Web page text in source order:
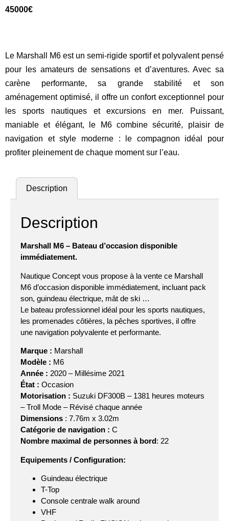
45000€
Le Marshall M6 est un semi-rigide sportif et polyvalent pensé
pour les amateurs de sensations et d’aventures. Avec sa
carène performante, sa grande stabilité et son
aménagement optimisé, il offre un confort exceptionnel pour
les sports nautiques et excursions en mer. Puissant,
maniable et élégant, le M6 combine sécurité, plaisir de
navigation et style moderne : le compagnon idéal pour
profiter pleinement de chaque moment sur l’eau.
Description
Description
Marshall M6 – Bateau d’occasion disponible
immédiatement.
Nautique Concept vous propose à la vente ce Marshall
M6 d’occasion disponible immédiatement, incluant pack
son, guindeau électrique, mât de ski …
Le bateau professionnel idéal pour les sports nautiques,
les promenades côtières, la pêches sportives, il offre
une navigation polyvalente et performante.
Marque : Marshall
Modèle : M6
Année : 2020 – Millésime 2021
État : Occasion
Motorisation : Suzuki DF300B – 1381 heures moteurs
– Troll Mode – Révisé chaque année
Dimensions : 7.76m x 3.02m
Catégorie de navigation : C
Nombre maximal de personnes à bord: 22
Equipements / Configuration:
Guindeau électrique
T-Top
Console centrale walk around
VHF